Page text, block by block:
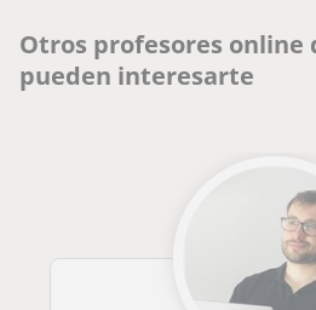
Otros profesores online
pueden interesarte